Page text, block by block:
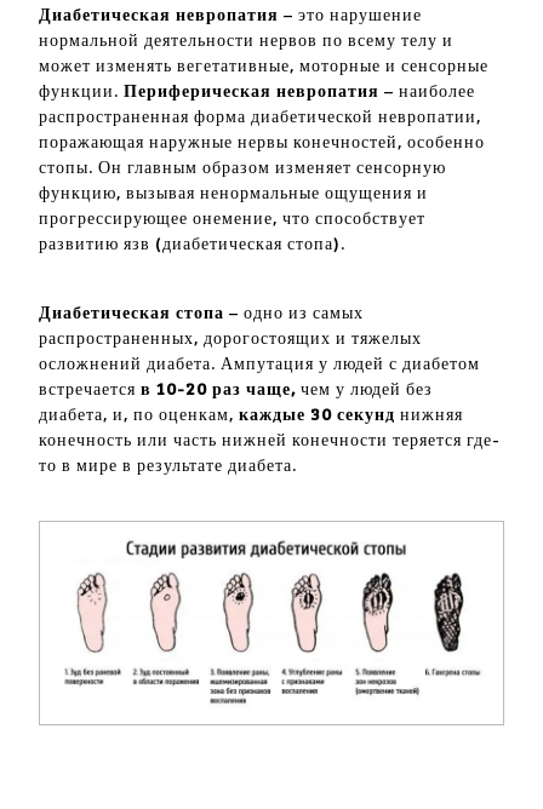
Диабетическая невропатия – это нарушение
нормальной деятельности нервов по всему телу и
может изменять вегетативные, моторные и сенсорные
функции. Периферическая невропатия – наиболее
распространенная форма диабетической невропатии,
поражающая наружные нервы конечностей, особенно
стопы. Он главным образом изменяет сенсорную
функцию, вызывая ненормальные ощущения и
прогрессирующее онемение, что способствует
развитию язв (диабетическая стопа).
Диабетическая стопа – одно из самых
распространенных, дорогостоящих и тяжелых
осложнений диабета. Ампутация у людей с диабетом
встречается в 10-20 раз чаще, чем у людей без
диабета, и, по оценкам, каждые 30 секунд нижняя
конечность или часть нижней конечности теряется где-
то в мире в результате диабета.